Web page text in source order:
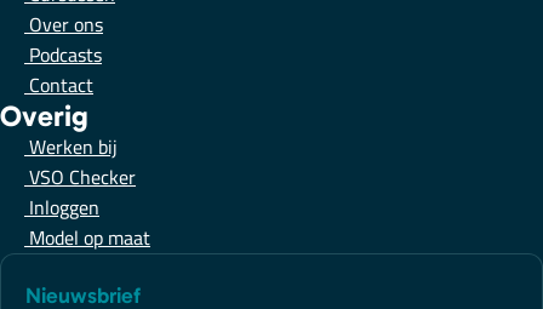
Over ons
Podcasts
Contact
Overig
Werken bij
VSO Checker
Inloggen
Model op maat
Nieuwsbrief